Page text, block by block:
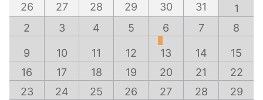
26
27 28 29 30 31
1
2
3 4 5 6 7 8
9 10 11 12 13 14
15
16
17 18 19 20 21
22
23
24 25 26 27 28
29